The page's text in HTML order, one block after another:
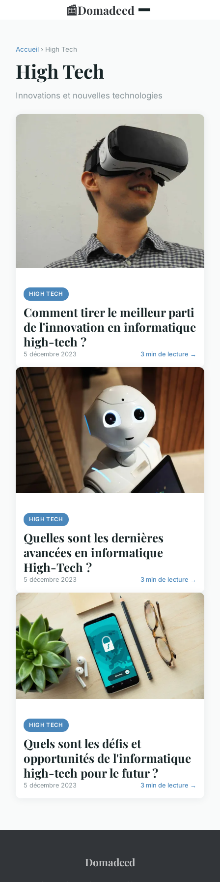
📰Domadeed
Accueil › High Tech
High Tech
Innovations et nouvelles technologies
HIGH TECH
Comment tirer le meilleur parti
de l'innovation en informatique
high-tech ?
5 décembre 2023 3 min de lecture →
HIGH TECH
Quelles sont les dernières
avancées en informatique
High-Tech ?
5 décembre 2023 3 min de lecture →
HIGH TECH
Quels sont les défis et
opportunités de l'informatique
high-tech pour le futur ?
5 décembre 2023 3 min de lecture →
Domadeed